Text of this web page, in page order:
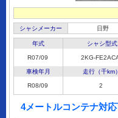
シャシメーカー 日野
年式 シャシ型式
R07/09 2KG-
車検年月 走行（千km）
R08/09 2
4メートルコンテナ対